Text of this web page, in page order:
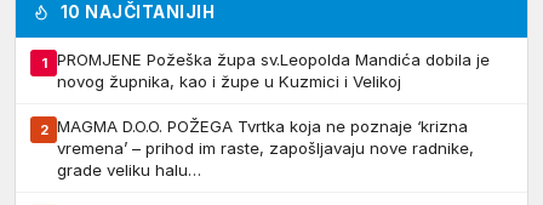
10 NAJČITANIJIH
1
PROMJENE Požeška župa sv.Leopolda Mandića dobila je
novog župnika, kao i župe u Kuzmici i Velikoj
2 MAGMA D.O.O. POŽEGA Tvrtka koja ne poznaje ‘krizna
vremena’ – prihod im raste, zapošljavaju nove radnike,
grade veliku halu…